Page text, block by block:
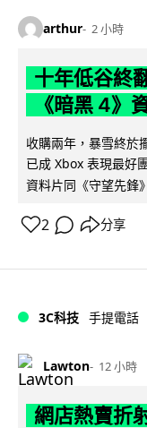
arthur 2 小時
十年低谷終
《暗黑 4》
收購兩年，暴雪終於
已成 Xbox 表現最好
資料片同《守望先鋒
2 分享
3C科技 手提電話
Lawton 12 小時
網店熱賣折